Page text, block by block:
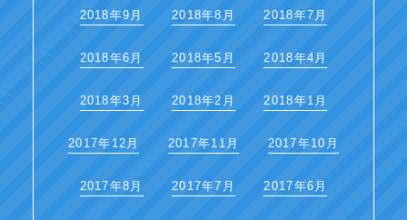
2018年9月 2018年8月 2018年7月
2018年6月 2018年5月 2018年4月
2018年3月 2018年2月 2018年1月
2017年12月 2017年11月 2017年10月
2017年8月 2017年7月 2017年6月